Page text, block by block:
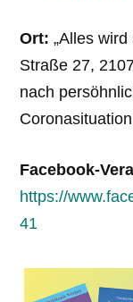
Ort: „Alles
Straße 27,
nach
Facebook-
https://
41